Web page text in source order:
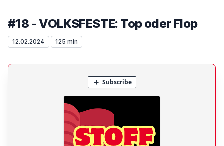
#18 - VOLKSFESTE: Top oder Flop
12.02.2024 125 min